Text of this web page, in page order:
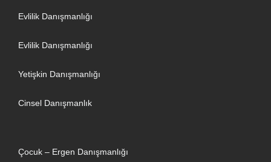
Evlilik Danışmanlığı
Evlilik Danışmanlığı
Yetişkin Danışmanlığı
Cinsel Danışmanlık
Çocuk – Ergen Danışmanlığı